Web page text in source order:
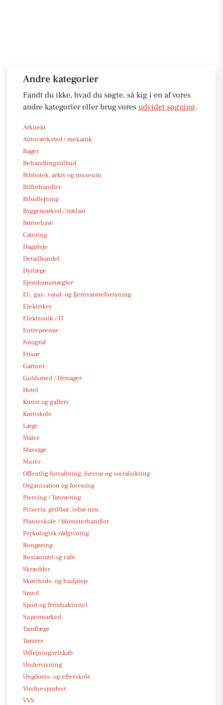
Andre kategorier
Fandt du ikke, hvad du søgte, så kig i en af vores
andre kategorier eller brug vores udvidet søgning.
Arkitekt
Autoværksted / mekanik
Bager
Behandlingstilbud
Bibliotek, arkiv og museum
Bilforhandler
Biludlejning
Byggemarked / trælast
Børnehave
Catering
Dagpleje
Detailhandel
Dyrlæge
Ejendomsmægler
El-, gas-, vand- og fjernvarmeforsyning
Elektriker
Elektronik / IT
Entreprenør
Fotograf
Frisør
Gartner
Guldsmed / Urmager
Hotel
Kunst og galleri
Køreskole
Læge
Maler
Massage
Murer
Offentlig forvaltning, forsvar og socialsikring
Organisation og forening
Piercing / Tatovering
Pizzeria, grillbar, isbar mm.
Planteskole / blomsterhandler
Psykologisk rådgivning
Rengøring
Restaurant og café
Skrædder
Skønheds- og hudpleje
Smed
Sport og fritidsaktivitet
Supermarked
Tandlæge
Tømrer
Udlejningselskab
Undervisning
Ungdoms- og efterskole
Vinduespudser
VVS